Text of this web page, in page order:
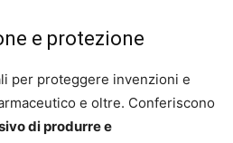
e protezione
per proteggere invenzioni e
e oltre. Conferiscono
di produrre e